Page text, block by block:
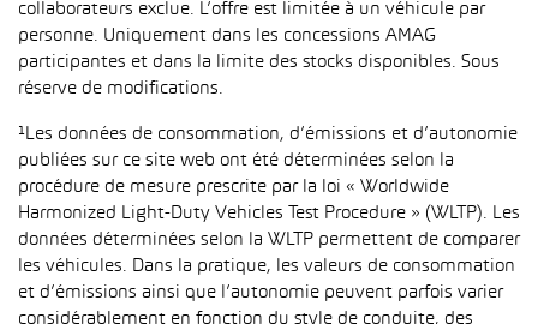
collaborateurs exclue. L’offre est limitée à un véhicule par
personne. Uniquement dans les concessions AMAG
participantes et dans la limite des stocks disponibles. Sous
réserve de modifications.
¹Les données de consommation, d’émissions et d’autonomie
publiées sur ce site web ont été déterminées selon la
procédure de mesure prescrite par la loi « Worldwide
Harmonized Light-Duty Vehicles Test Procedure » (WLTP). Les
données déterminées selon la WLTP permettent de comparer
les véhicules. Dans la pratique, les valeurs de consommation
et d’émissions ainsi que l’autonomie peuvent parfois varier
considérablement en fonction du style de conduite, des